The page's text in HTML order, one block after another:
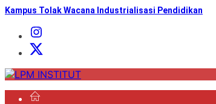
Kampus Tolak Wacana Industrialisasi Pendidikan
Instagram
Institut
X
LPM